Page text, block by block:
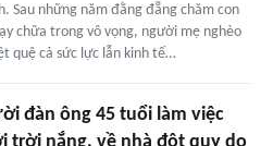
Sau những năm đằng đẵng chăm con
chữa trong vô vọng, người mẹ nghèo
quệ cả sức lực lẫn kinh tế…
đàn ông 45 tuổi làm việc
trời nắng, về nhà đột quỵ do